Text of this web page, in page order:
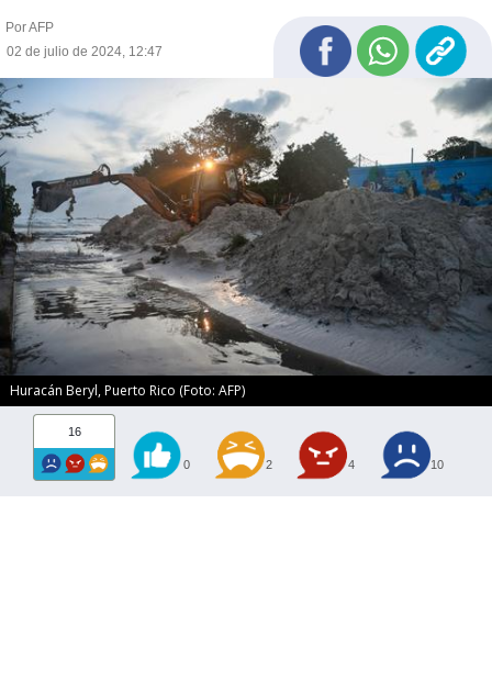
Por AFP
02 de julio de 2024, 12:47
Huracán Beryl, Puerto Rico (Foto: AFP)
16
0 2 4 10